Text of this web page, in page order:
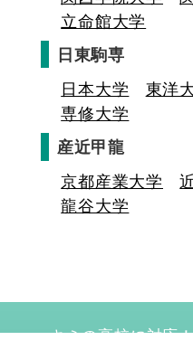
立命館大学
日東駒専
日本大学
東洋
専修大学
産近甲龍
京都産業大学
龍谷大学
キミの高校に対応